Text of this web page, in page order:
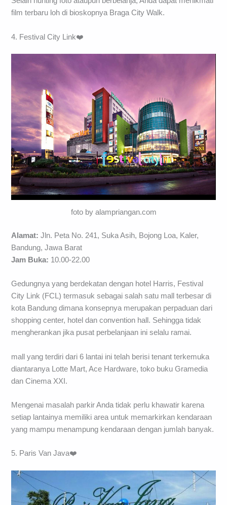
film terbaru loh di bioskopnya Braga City Walk.
4. Festival City Link❤️
foto by alampriangan.com
Alamat: Jln. Peta No. 241, Suka Asih, Bojong Loa, Kaler,
Bandung, Jawa Barat
Jam Buka: 10.00-22.00
Gedungnya yang berdekatan dengan hotel Harris, Festival
City Link (FCL) termasuk sebagai salah satu mall terbesar di
kota Bandung dimana konsepnya merupakan perpaduan dari
shopping center, hotel dan convention hall. Sehingga tidak
mengherankan jika pusat perbelanjaan ini selalu ramai.
mall yang terdiri dari 6 lantai ini telah berisi tenant terkemuka
diantaranya Lotte Mart, Ace Hardware, toko buku Gramedia
dan Cinema XXI.
Mengenai masalah parkir Anda tidak perlu khawatir karena
setiap lantainya memiliki area untuk memarkirkan kendaraan
yang mampu menampung kendaraan dengan jumlah banyak.
5. Paris Van Java❤️